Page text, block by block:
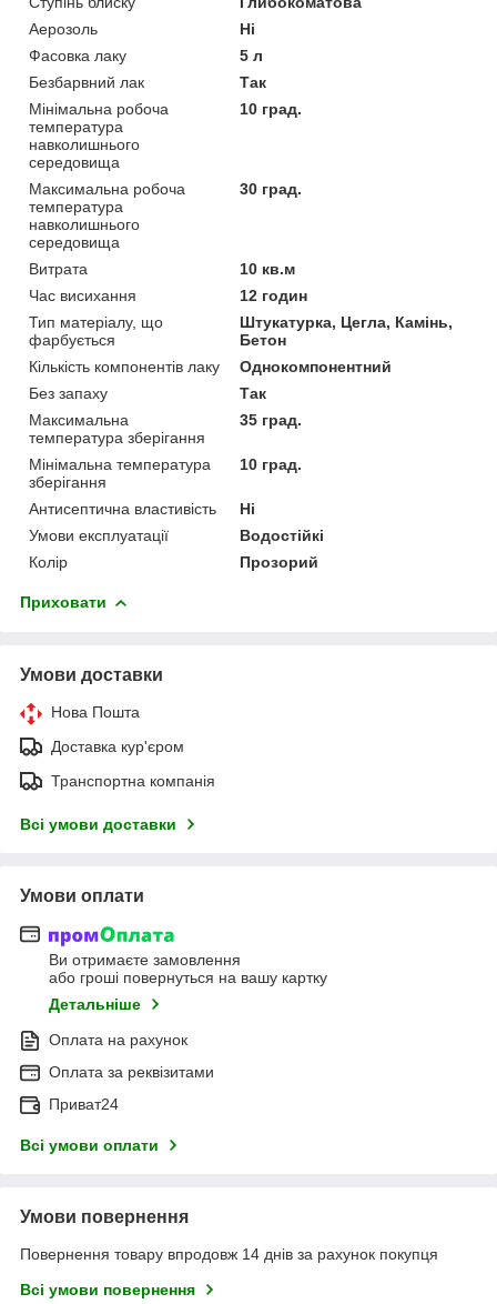
Аерозоль
Ні
Фасовка лаку
5 л
Безбарвний лак
Так
Мінімальна робоча
температура
навколишнього
середовища
10 град.
Максимальна робоча
температура
навколишнього
середовища
30 град.
Витрата
10 кв.м
Час висихання
12 годин
Тип матеріалу, що
фарбується
Штукатурка, Цегла, Камінь,
Бетон
Кількість компонентів лаку
Однокомпонентний
Без запаху
Так
Максимальна
температура зберігання
35 град.
Мінімальна температура
зберігання
10 град.
Антисептична властивість
Ні
Умови експлуатації
Водостійкі
Колір
Прозорий
Приховати
Умови доставки
Нова Пошта
Доставка кур'єром
Транспортна компанія
Всі умови доставки
Умови оплати
Ви отримаєте замовлення
або гроші повернуться на вашу картку
Детальніше
Оплата на рахунок
Оплата за реквізитами
Приват24
Всі умови оплати
Умови повернення
Повернення товару впродовж 14 днів за рахунок покупця
Всі умови повернення